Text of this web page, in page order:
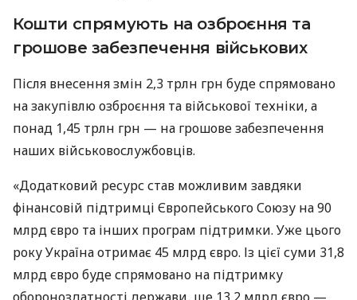
Кошти спрямують на озброєння та
грошове забезпечення військових
Після внесення змін 2,3 трлн грн буде спрямовано
на закупівлю озброєння та військової техніки, а
понад 1,45 трлн грн — на грошове забезпечення
наших військовослужбовців.
«Додатковий ресурс став можливим завдяки
фінансовій підтримці Європейського Союзу на 90
млрд євро та інших програм підтримки. Уже цього
року Україна отримає 45 млрд євро. Із цієї суми 31,8
млрд євро буде спрямовано на підтримку